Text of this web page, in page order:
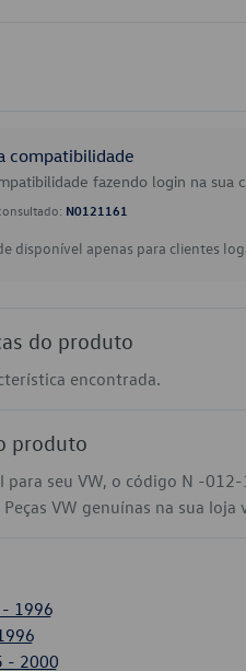
compatibilidade
fazendo login na sua
N0121161
disponível apenas para clientes
do produto
encontrada.
produto
seu VW, o código N -
VW genuínas na sua
- 1996
- 2000